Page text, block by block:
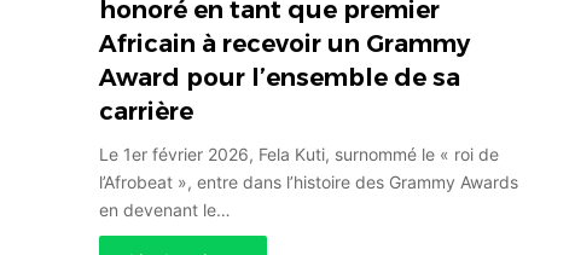
honoré en tant que premier
Africain à recevoir un Grammy
Award pour l’ensemble de sa
carrière
Le 1er février 2026, Fela Kuti, surnommé le « roi de
l’Afrobeat », entre dans l’histoire des Grammy Awards
en devenant le…